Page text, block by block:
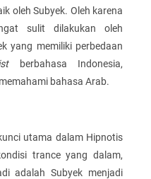
oleh Subyek. Oleh karena
sulit dilakukan oleh
yang memiliki perbedaan
berbahasa Indonesia,
bahasa Arab.
utama dalam Hipnotis
trance yang dalam,
adalah Subyek menjadi